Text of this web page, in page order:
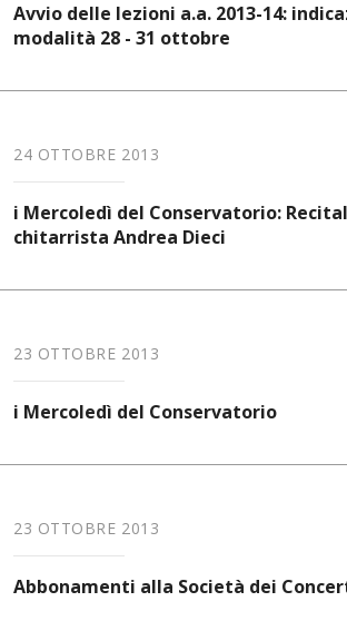
Avvio delle lezioni a.a. 2013-14:
modalità 28 - 31 ottobre
24 OTTOBRE 2013
i Mercoledì del Conservatorio:
chitarrista Andrea Dieci
23 OTTOBRE 2013
i Mercoledì del Conservatorio
23 OTTOBRE 2013
Abbonamenti alla Società dei